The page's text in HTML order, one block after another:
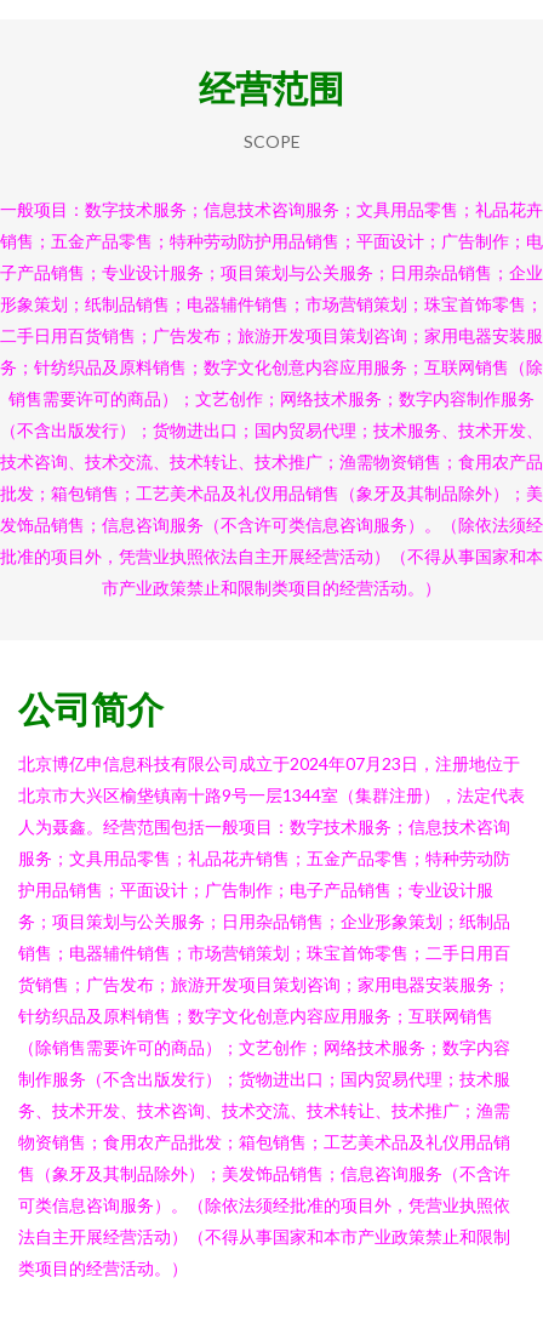
经营范围
SCOPE
一般项目：数字技术服务；信息技术咨询服务；文具用品零售；礼品花卉
销售；五金产品零售；特种劳动防护用品销售；平面设计；广告制作；电
子产品销售；专业设计服务；项目策划与公关服务；日用杂品销售；企业
形象策划；纸制品销售；电器辅件销售；市场营销策划；珠宝首饰零售；
二手日用百货销售；广告发布；旅游开发项目策划咨询；家用电器安装服
务；针纺织品及原料销售；数字文化创意内容应用服务；互联网销售（除
销售需要许可的商品）；文艺创作；网络技术服务；数字内容制作服务
（不含出版发行）；货物进出口；国内贸易代理；技术服务、技术开发、
技术咨询、技术交流、技术转让、技术推广；渔需物资销售；食用农产品
批发；箱包销售；工艺美术品及礼仪用品销售（象牙及其制品除外）；美
发饰品销售；信息咨询服务（不含许可类信息咨询服务）。（除依法须经
批准的项目外，凭营业执照依法自主开展经营活动）（不得从事国家和本
市产业政策禁止和限制类项目的经营活动。）
公司简介
北京博亿申信息科技有限公司成立于2024年07月23日，注册地位于
北京市大兴区榆垡镇南十路9号一层1344室（集群注册），法定代表
人为聂鑫。经营范围包括一般项目：数字技术服务；信息技术咨询
服务；文具用品零售；礼品花卉销售；五金产品零售；特种劳动防
护用品销售；平面设计；广告制作；电子产品销售；专业设计服
务；项目策划与公关服务；日用杂品销售；企业形象策划；纸制品
销售；电器辅件销售；市场营销策划；珠宝首饰零售；二手日用百
货销售；广告发布；旅游开发项目策划咨询；家用电器安装服务；
针纺织品及原料销售；数字文化创意内容应用服务；互联网销售
（除销售需要许可的商品）；文艺创作；网络技术服务；数字内容
制作服务（不含出版发行）；货物进出口；国内贸易代理；技术服
务、技术开发、技术咨询、技术交流、技术转让、技术推广；渔需
物资销售；食用农产品批发；箱包销售；工艺美术品及礼仪用品销
售（象牙及其制品除外）；美发饰品销售；信息咨询服务（不含许
可类信息咨询服务）。（除依法须经批准的项目外，凭营业执照依
法自主开展经营活动）（不得从事国家和本市产业政策禁止和限制
类项目的经营活动。）